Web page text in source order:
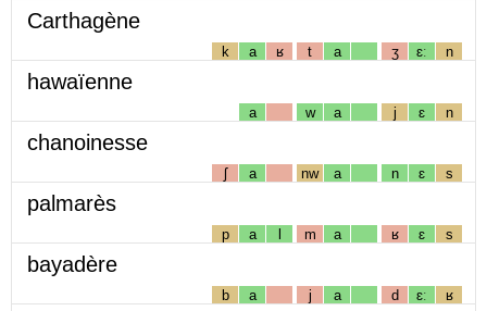
Carthagène
k a ʁ t a ʒ ɛː n
hawaïenne
a w a j ɛ n
chanoinesse
ʃ a nw a n ɛ s
palmarès
p a l m a ʁ ɛ s
bayadère
b a j a d ɛː ʁ